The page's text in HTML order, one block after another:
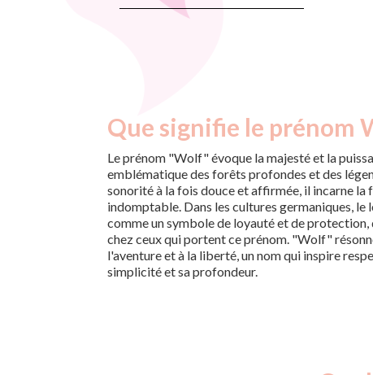
Que signifie le prénom
Le prénom "Wolf" évoque la majesté et la
emblématique des forêts profondes et des
sonorité à la fois douce et affirmée, il incarne
indomptable. Dans les cultures germaniques, le
comme un symbole de loyauté et de
chez ceux qui portent ce prénom. "Wolf"
l'aventure et à la liberté, un nom qui inspire
simplicité et sa profondeur.